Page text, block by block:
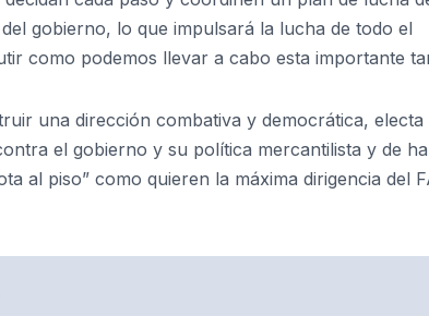
gobierno, lo que impulsará la lucha de todo el
como podemos llevar a cabo esta importante
una dirección combativa y democrática, electa
el gobierno y su política mercantilista y de
al piso” como quieren la máxima dirigencia del